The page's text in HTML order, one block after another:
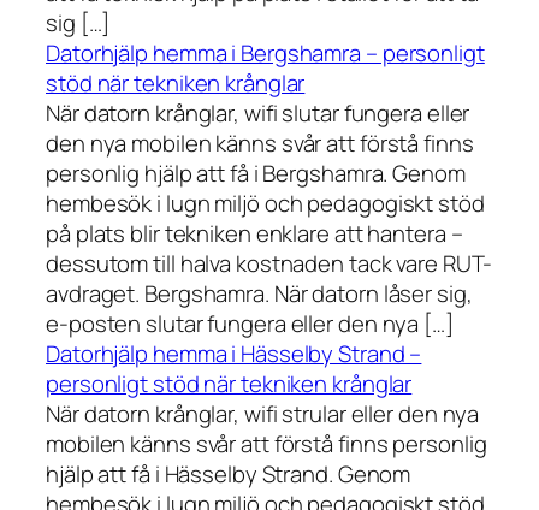
sig […]
Datorhjälp hemma i Bergshamra – personligt
stöd när tekniken krånglar
När datorn krånglar, wifi slutar fungera eller
den nya mobilen känns svår att förstå finns
personlig hjälp att få i Bergshamra. Genom
hembesök i lugn miljö och pedagogiskt stöd
på plats blir tekniken enklare att hantera –
dessutom till halva kostnaden tack vare RUT-
avdraget. Bergshamra. När datorn låser sig,
e-posten slutar fungera eller den nya […]
Datorhjälp hemma i Hässelby Strand –
personligt stöd när tekniken krånglar
När datorn krånglar, wifi strular eller den nya
mobilen känns svår att förstå finns personlig
hjälp att få i Hässelby Strand. Genom